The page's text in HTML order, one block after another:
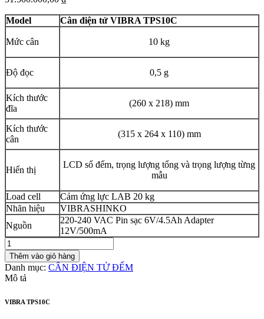
Model Cân điện tử VIBRA TPS10C
Mức cân 10 kg
Độ đọc 0,5 g
Kích thước
đĩa
(260 x 218) mm
Kích thước
cân
(315 x 264 x 110) mm
Hiển thị
LCD số đếm, trọng lượng tổng và trọng lượng từng
mẫu
Load cell
Cảm ứng lực LAB 20 kg
Nhãn hiệu
VIBRASHINKO
Nguồn
220-240 VAC Pin sạc 6V/4.5Ah Adapter
12V/500mA
VIBRA
TPS10C
số
lượng
Thêm vào giỏ hàng
Danh mục: CÂN ĐIỆN TỬ ĐẾM
Mô tả
VIBRA TPS10C